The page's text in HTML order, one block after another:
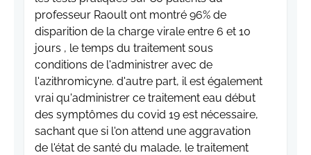
professeur Raoult ont montré 96% de
disparition de la charge virale entre 6 et 10
jours , le temps du traitement sous
conditions de l'administrer avec de
l'azithromicyne. d'autre part, il est également
vrai qu'administrer ce traitement eau début
des symptômes du covid 19 est nécessaire,
sachant que si l'on attend une aggravation
de l'état de santé du malade, le traitement